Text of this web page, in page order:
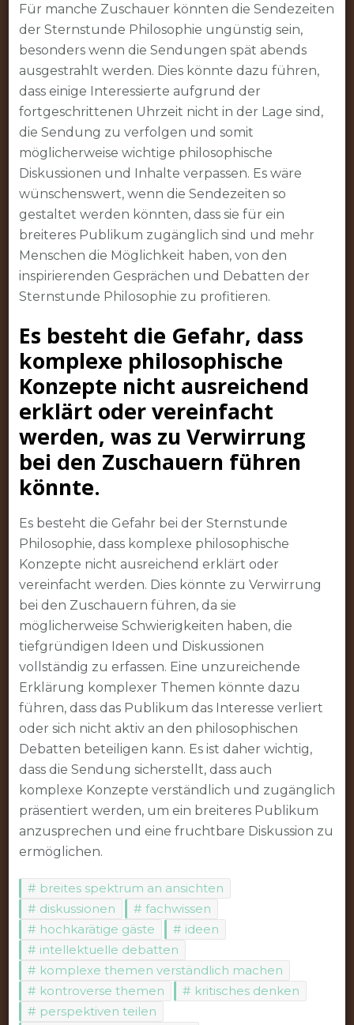
Für manche Zuschauer könnten die Sendezeiten
der Sternstunde Philosophie ungünstig sein,
besonders wenn die Sendungen spät abends
ausgestrahlt werden. Dies könnte dazu führen,
dass einige Interessierte aufgrund der
fortgeschrittenen Uhrzeit nicht in der Lage sind,
die Sendung zu verfolgen und somit
möglicherweise wichtige philosophische
Diskussionen und Inhalte verpassen. Es wäre
wünschenswert, wenn die Sendezeiten so
gestaltet werden könnten, dass sie für ein
breiteres Publikum zugänglich sind und mehr
Menschen die Möglichkeit haben, von den
inspirierenden Gesprächen und Debatten der
Sternstunde Philosophie zu profitieren.
Es besteht die Gefahr, dass
komplexe philosophische
Konzepte nicht ausreichend
erklärt oder vereinfacht
werden, was zu Verwirrung
bei den Zuschauern führen
könnte.
Es besteht die Gefahr bei der Sternstunde
Philosophie, dass komplexe philosophische
Konzepte nicht ausreichend erklärt oder
vereinfacht werden. Dies könnte zu Verwirrung
bei den Zuschauern führen, da sie
möglicherweise Schwierigkeiten haben, die
tiefgründigen Ideen und Diskussionen
vollständig zu erfassen. Eine unzureichende
Erklärung komplexer Themen könnte dazu
führen, dass das Publikum das Interesse verliert
oder sich nicht aktiv an den philosophischen
Debatten beteiligen kann. Es ist daher wichtig,
dass die Sendung sicherstellt, dass auch
komplexe Konzepte verständlich und zugänglich
präsentiert werden, um ein breiteres Publikum
anzusprechen und eine fruchtbare Diskussion zu
ermöglichen.
breites spektrum an ansichten
diskussionen
fachwissen
hochkarätige gäste
ideen
intellektuelle debatten
komplexe themen verständlich machen
kontroverse themen
kritisches denken
perspektiven teilen